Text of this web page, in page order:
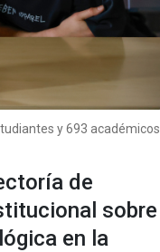
y 693 académicos.
de
sobre
en la